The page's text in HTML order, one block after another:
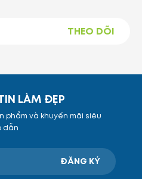
THEO DÕI
LÀM ĐẸP
phẩm và khuyến mãi siêu
dẫn
ĐĂNG KÝ